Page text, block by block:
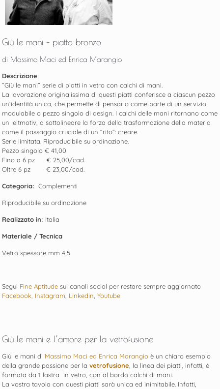
Giù le mani – piatto bronzo
di Massimo Maci ed Enrica Marangio
Descrizione
“Giù le mani” serie di piatti in vetro con calchi di mani.
La lavorazione originalissima di questi piatti conferisce a ciascun pezzo
un’identità unica, che permette di pensarlo come parte di un servizio
modulabile o pezzo singolo di design. I calchi delle mani ritornano come
un leitmotiv, a sottolineare la forza della trasformazione della materia
come il passaggio cruciale di un “rito”: creare.
Serie limitata. Riproducibile su ordinazione.
Pezzo singolo € 41,00
Fino a 6 pz € 25,00/cad.
Oltre 6 pz € 23,00/cad.
Categoria: Complementi
Riproducibile su ordinazione
Realizzato in: Italia
Materiale / Tecnica
Vetro spessore mm 4,5
Segui Fine Aptitude sui canali social per restare sempre aggiornato
Facebook, Instagram Linkedin ,Youtube
Giù le mani e l’amore per la vetrofusione
Giù le mani di Massimo Maci ed Enrica Marangio è un chiaro esempio
della grande passione per lavetrofusione , la linea dei piatti, infatti, è
formata da 1 lastra in vetro, con al bordo calchi di mani.
La vostra tavola con questi piatti sarà unica ed inimitabile. Infatti,